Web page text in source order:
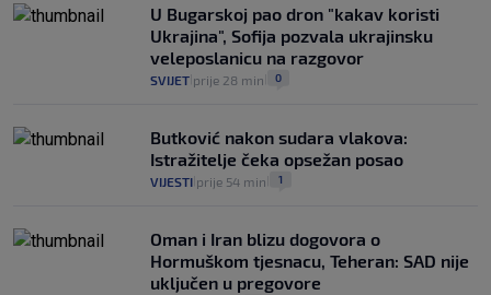
U Bugarskoj pao dron "kakav koristi
Ukrajina", Sofija pozvala ukrajinsku
veleposlanicu na razgovor
SVIJET prije 28 min 0
Butković nakon sudara vlakova:
Istražitelje čeka opsežan posao
VIJESTI prije 54 min 1
Oman i Iran blizu dogovora o
Hormuškom tjesnacu, Teheran: SAD nije
uključen u pregovore